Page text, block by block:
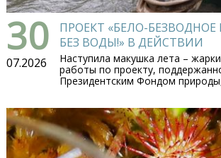
30
07.2026
ПРОЕКТ «БЕЛО-БЕЗВОДНОЕ
БЕЗ ВОДЫ!» В ДЕЙСТВИИ
Наступила макушка лета –
работы по проекту,
Президентским Фондом